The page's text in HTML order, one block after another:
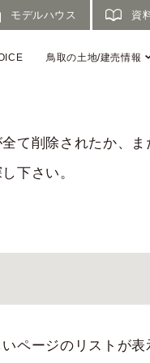
モデルハウス 資
鳥取の土地/建売情報
て削除されたか、ま
下さい。
ページのリストが表